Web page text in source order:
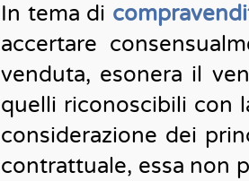
In tema di
accertare
venduta, esonera il
quelli riconoscibili con
considerazione dei
contrattuale, essa non